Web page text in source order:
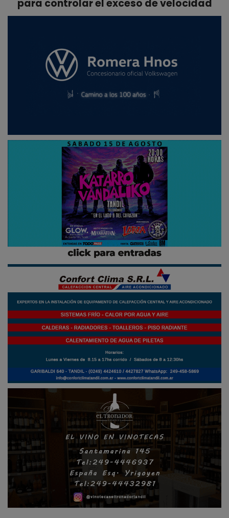
para controlar el exceso de velocidad